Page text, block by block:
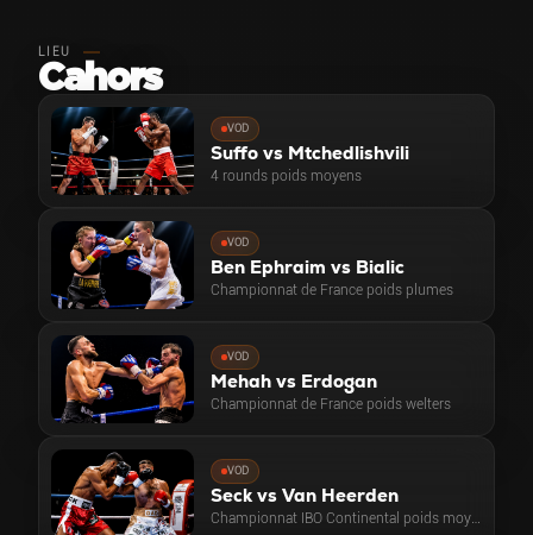
LIEU
Cahors
VOD
Suffo vs Mtchedlishvili
4 rounds poids moyens
VOD
Ben Ephraim vs Bialic
Championnat de France poids plumes
VOD
Mehah vs Erdogan
Championnat de France poids welters
VOD
Seck vs Van Heerden